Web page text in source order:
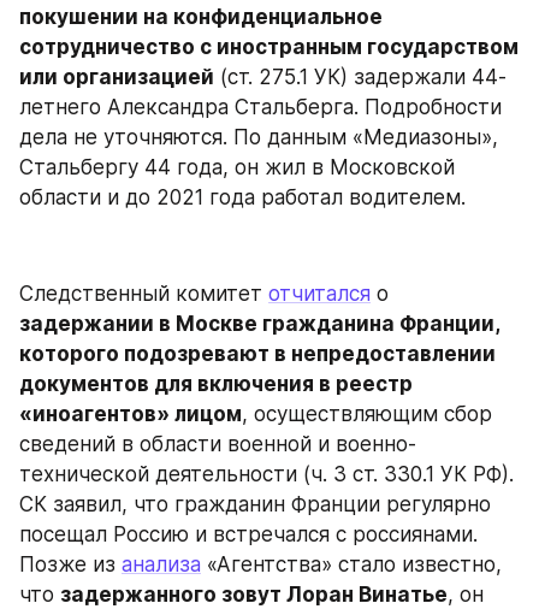
покушении на конфиденциальное
сотрудничество с иностранным государством
или организацией (ст. 275.1 УК) задержали 44-
летнего Александра Стальберга. Подробности
дела не уточняются. По данным «Медиазоны»,
Стальбергу 44 года, он жил в Московской
области и до 2021 года работал водителем.
Следственный комитет отчитался
задержании в Москве гражданина Франции,
которого подозревают в непредоставлении
документов для включения в реестр
«иноагентов» лицом, осуществляющим сбор
сведений в области военной и военно-
технической деятельности (ч. 3 ст. 330.1 УК РФ).
СК заявил, что гражданин Франции регулярно
посещал Россию и встречался с россиянами.
Позже из анализа «Агентства» стало известно,
что задержанного зовут Лоран Винатье, он